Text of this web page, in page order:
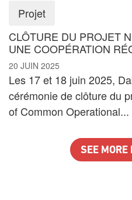
Projet
CLÔTURE DU PROJET
UNE COOPÉRATION
20 JUIN 2025
Les 17 et 18 juin 2025,
cérémonie de clôture du
of Common Operational...
SEE MORE